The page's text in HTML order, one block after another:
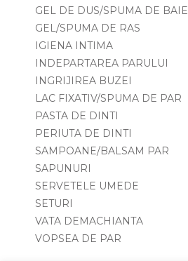
GEL DE DUS/SPUMA DE BAIE
GEL/SPUMA DE RAS
IGIENA INTIMA
INDEPARTAREA PARULUI
INGRIJIREA BUZEI
LAC FIXATIV/SPUMA DE PAR
PASTA DE DINTI
PERIUTA DE DINTI
SAMPOANE/BALSAM PAR
SAPUNURI
SERVETELE UMEDE
SETURI
VATA DEMACHIANTA
VOPSEA DE PAR